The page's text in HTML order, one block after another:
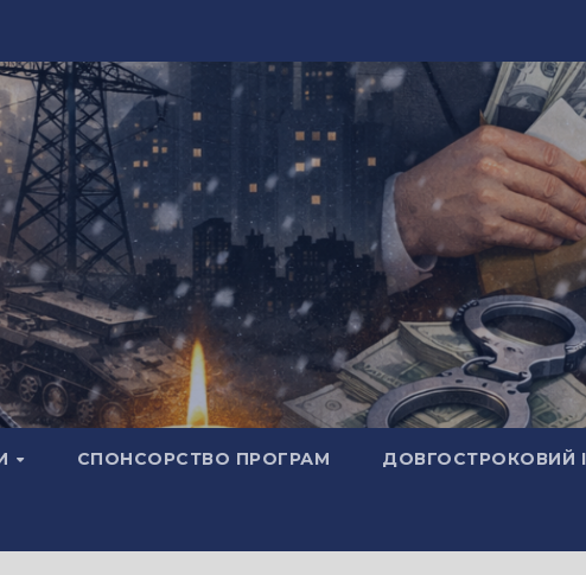
СПОНСОРСТВО ПРОГРАМ ДОВГОСТРОКОВИЙ